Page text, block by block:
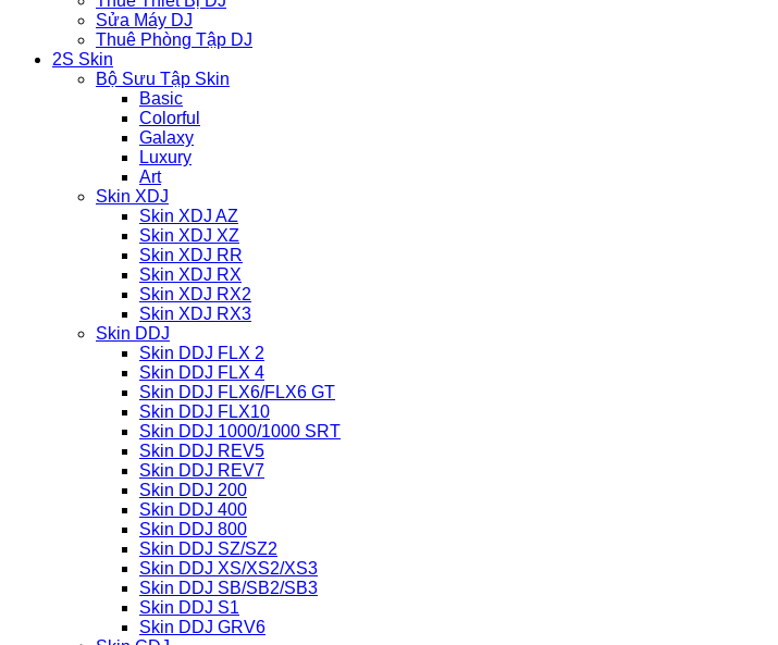
Sửa Máy DJ
Thuê Phòng Tập DJ
2S Skin
Bộ Sưu Tập Skin
Basic
Colorful
Galaxy
Luxury
Art
Skin XDJ
Skin XDJ AZ
Skin XDJ XZ
Skin XDJ RR
Skin XDJ RX
Skin XDJ RX2
Skin XDJ RX3
Skin DDJ
Skin DDJ FLX 2
Skin DDJ FLX 4
Skin DDJ FLX6/FLX6 GT
Skin DDJ FLX10
Skin DDJ 1000/1000 SRT
Skin DDJ REV5
Skin DDJ REV7
Skin DDJ 200
Skin DDJ 400
Skin DDJ 800
Skin DDJ SZ/SZ2
Skin DDJ XS/XS2/XS3
Skin DDJ SB/SB2/SB3
Skin DDJ S1
Skin DDJ GRV6